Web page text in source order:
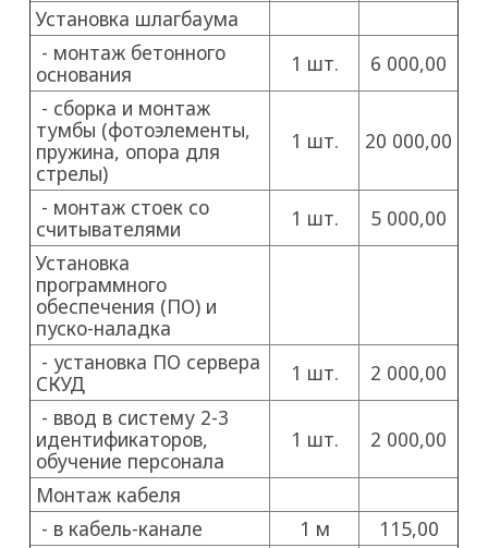
Установка шлагбаума
- монтаж бетонного
основания
1 шт.
6 000,00
- сборка и монтаж
тумбы (фотоэлементы,
пружина, опора для
стрелы)
1 шт. 20 000,00
- монтаж стоек со
считывателями
1 шт.
5 000,00
Установка
программного
обеспечения (ПО) и
пуско-наладка
- установка ПО сервера
СКУД
1 шт.
2 000,00
- ввод в систему 2-3
идентификаторов,
обучение персонала
1 шт. 2 000,00
Монтаж кабеля
- в кабель-канале
1 м
115,00